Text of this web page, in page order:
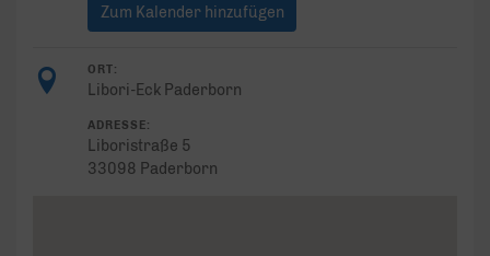
Zum Kalender hinzufügen
ORT:
Libori-Eck Paderborn
ADRESSE:
Liboristraße 5
33098 Paderborn